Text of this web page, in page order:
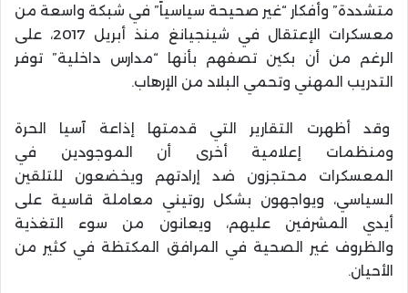
متشددة” وأفكار “غير صحيحة سياسياً” في شبكة واسعة من
معسكرات الإعتقال في شينجيانغ منذ أبريل 2017، على
الرغم من أن بكين تصفهم بأنها “مدارس داخلية” توفر
التدريب المهني وتحمي البلاد من الإرهاب.
وقد أظهرت التقارير التي قدمتها إذاعة آسيا الحرة
ومنظمات إعلامية أخرى أن الموجودين في
المعسكرات محتجزون ضد إرادتهم ويخضعون للتلقين
السياسي، ويواجهون بشكل روتيني معاملة قاسية على
أيدي المشرفين عليهم، ويعانون من سوء التغذية
والظروف غير الصحية في المرافق المكتظة في كثير من
الأحيان.